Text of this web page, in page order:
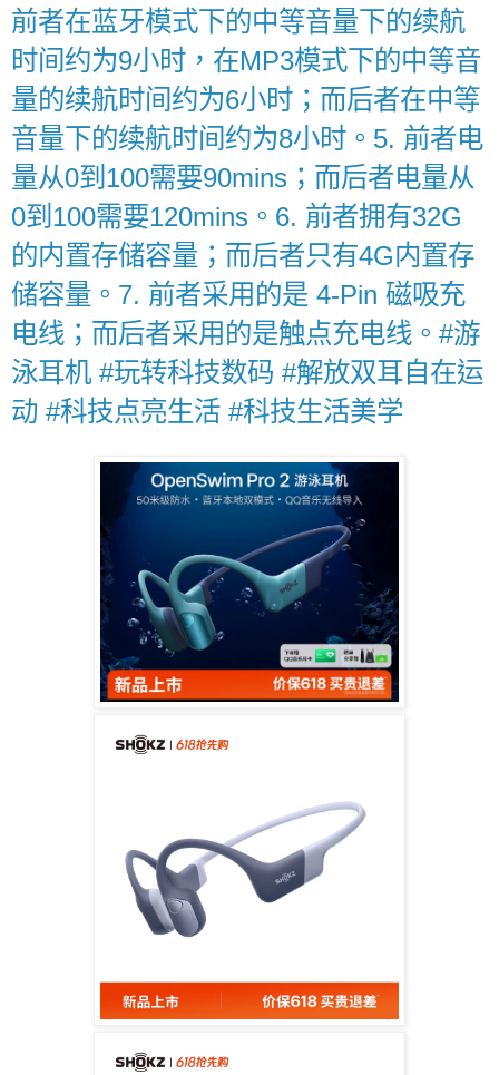
前者在蓝牙模式下的中等音量下的续航
时间约为9小时，在MP3模式下的中等音
量的续航时间约为6小时；而后者在中等
音量下的续航时间约为8小时。5. 前者电
量从0到100需要90mins；而后者电量从
0到100需要120mins。6. 前者拥有32G
的内置存储容量；而后者只有4G内置存
储容量。7. 前者采用的是 4-Pin 磁吸充
电线；而后者采用的是触点充电线。#游
泳耳机 #玩转科技数码 #解放双耳自在运
动 #科技点亮生活 #科技生活美学